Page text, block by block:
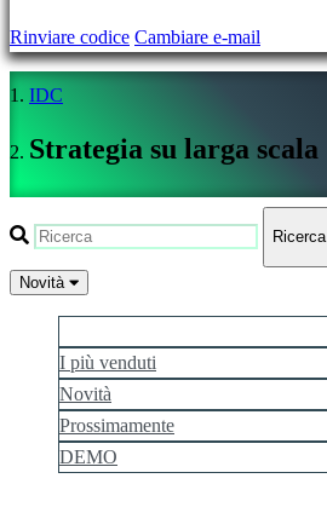
la
tua
password?
Cambia
lingua
AR
BS
Rinviare codice Cambiare e-mail
IDC
Strategia su larga scala
Ricerca
Novità
I più venduti
Novità
Prossimamente
DEMO